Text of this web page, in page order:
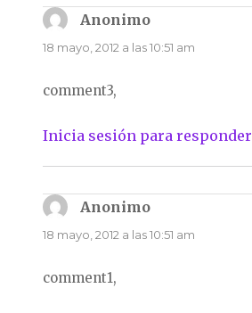
Anonimodice:
18 mayo, 2012 a las 10:51 am
comment3,
Inicia sesión para responder
Anonimodice:
18 mayo, 2012 a las 10:51 am
comment1,